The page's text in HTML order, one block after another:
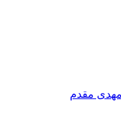
مهدى مقدم